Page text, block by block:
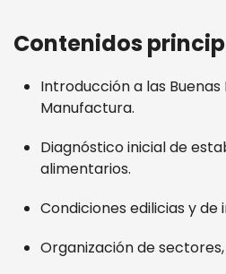
Contenidos
Introducción a las
Manufactura.
Diagnóstico inicial de
alimentarios.
Condiciones edilicias y
Organización de